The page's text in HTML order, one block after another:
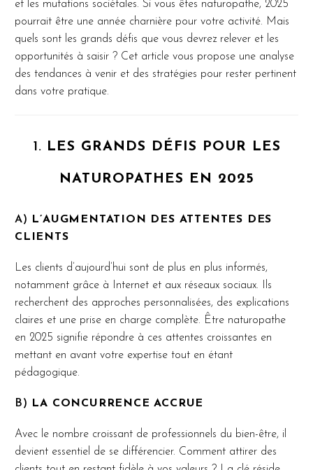
et les mutations sociétales. Si vous êtes naturopathe, 2025
pourrait être une année charnière pour votre activité. Mais
quels sont les grands défis que vous devrez relever et les
opportunités à saisir ? Cet article vous propose une analyse
des tendances à venir et des stratégies pour rester pertinent
dans votre pratique.
1. LES GRANDS DÉFIS POUR LES
NATUROPATHES EN 2025
A)
L’AUGMENTATION DES ATTENTES DES
CLIENTS
Les clients d’aujourd’hui sont de plus en plus informés,
notamment grâce à Internet et aux réseaux sociaux. Ils
recherchent des approches personnalisées, des explications
claires et une prise en charge complète. Être naturopathe
en 2025 signifie répondre à ces attentes croissantes en
mettant en avant votre expertise tout en étant
pédagogique.
B) LA CONCURRENCE ACCRUE
Avec le nombre croissant de professionnels du bien-être, il
devient essentiel de se différencier. Comment attirer des